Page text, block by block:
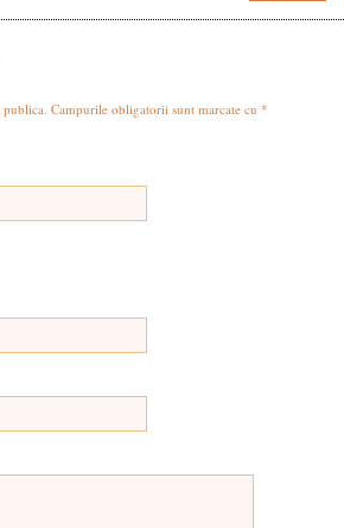
Campurile obligatorii sunt marcate cu *